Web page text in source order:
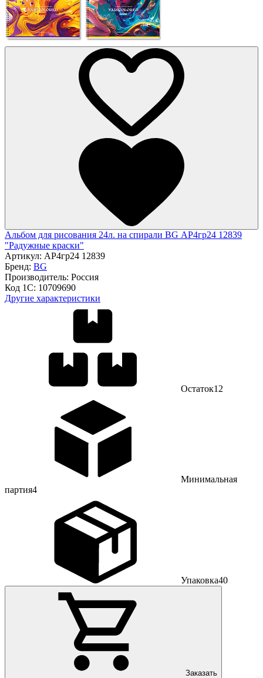
Альбом для рисования 24л. на спирали BG АР4гр24 12839
"Радужные краски"
Артикул: АР4гр24 12839
Бренд: BG
Производитель: Россия
Код 1С: 10709690
Другие характеристики
Остаток12
Минимальная
партия4
Упаковка40
Заказать